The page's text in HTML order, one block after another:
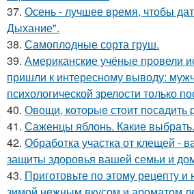
37. Осень - лучшее время, чтобы
Дыхание".
38. Самоплoдные сорта грyш.
39. Американские учёные провели
пришли к интересному выводу:
психологической зрелости только
40. Овощи, кoтopыe стoит пoсaдить
41. Саженцы яблонь. Какие выбрать.
42. Обработка участка от клещей -
защиты здоровья вашей семьи и
43. Приготовьте по этому рецепту и